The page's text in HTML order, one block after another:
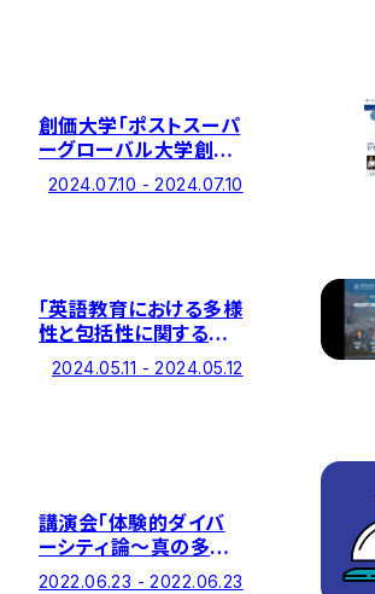
創価大学「ポストスーパ
ーグローバル大学創成
支援キックオフ・シンポ
ジウム」を7/10に開催し
2024.07.10 - 2024.07.10
「英語教育における多様
性と包括性に関する国
際会議(DIELE)」を
5/11-12に開催します
2024.05.11 - 2024.05.12
講演会「体験的ダイバ
ーシティ論～真の多様
性を問う～」
2022.06.23 - 2022.06.23